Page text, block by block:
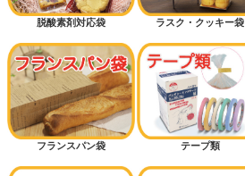
脱酸素剤対応袋 ラスク・クッキー袋
フランスパン袋 テープ類